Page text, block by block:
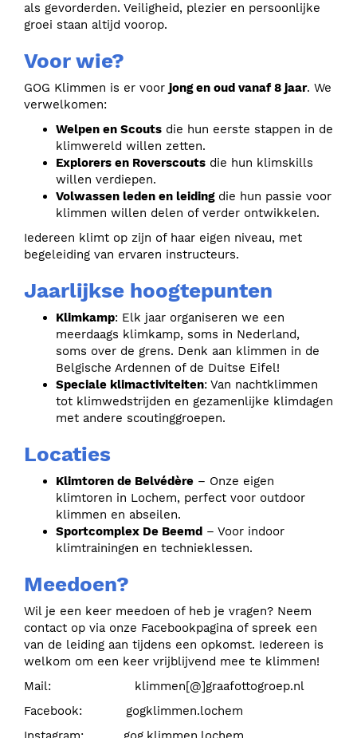
als gevorderden. Veiligheid, plezier en persoonlijke
groei staan altijd voorop.
Voor wie?
GOG Klimmen is er voor jong en oud vanaf 8 jaar. We
verwelkomen:
Welpen en Scouts die hun eerste stappen in de
klimwereld willen zetten.
Explorers en Roverscouts die hun klimskills
willen verdiepen.
Volwassen leden en leidingdie hun passie voor
klimmen willen delen of verder ontwikkelen.
Iedereen klimt op zijn of haar eigen niveau, met
begeleiding van ervaren instructeurs.
Jaarlijkse hoogtepunten
Klimkamp: Elk jaar organiseren we een
meerdaags klimkamp, soms in Nederland,
soms over de grens. Denk aan klimmen in de
Belgische Ardennen of de Duitse Eifel!
Speciale klimactiviteiten: Van nachtklimmen
tot klimwedstrijden en gezamenlijke klimdagen
met andere scoutinggroepen.
Locaties
Klimtoren de Belvédère – Onze eigen
klimtoren in Lochem, perfect voor outdoor
klimmen en abseilen.
Sportcomplex De Beemd – Voor indoor
klimtrainingen en technieklessen.
Meedoen?
Wil je een keer meedoen of heb je vragen? Neem
contact op via onze Facebookpagina of spreek een
van de leiding aan tijdens een opkomst. Iedereen is
welkom om een keer vrijblijvend mee te klimmen!
Mail: klimmen[@]graafottogroep.nl
Facebook: gogklimmen.lochem